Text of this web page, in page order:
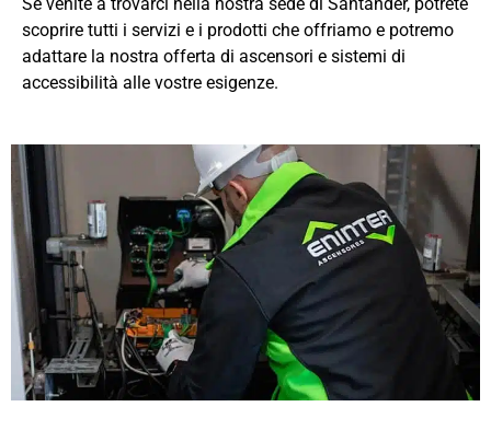
scoprire tutti i servizi e i prodotti che offriamo e potremo
adattare la nostra offerta di ascensori e sistemi di
accessibilità alle vostre esigenze.